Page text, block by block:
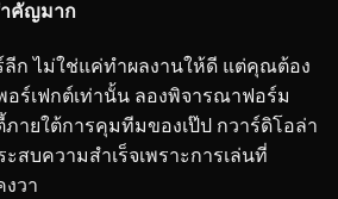
ำคัญมาก
ลีก ไม่ใช่แค่ทำผลงานให้ดี แต่คุณต้อง
อร์เฟกต์เท่านั้น ลองพิจารณาฟอร์ม
ภายใต้การคุมทีมของเป๊ป กวาร์ดิโอล่า
สบความสำเร็จเพราะการเล่นที่
งวา